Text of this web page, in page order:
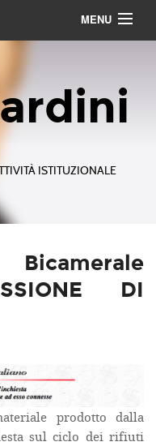
MENU
ISTITUZIONALE
DI
prodotto dalla
sul ciclo dei rifiuti